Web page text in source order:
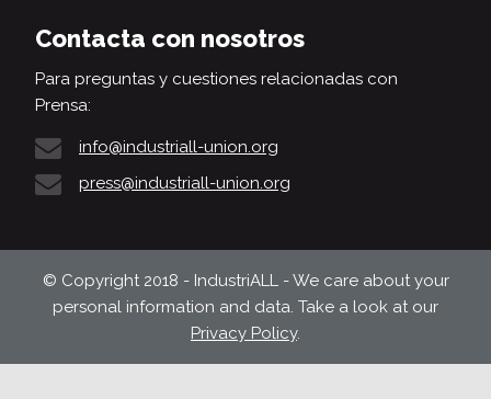
Contacta con nosotros
Para preguntas y cuestiones relacionadas con
Prensa:
info@industriall-union.org
press@industriall-union.org
© Copyright 2018 - IndustriALL - We care about your
personal information and data. Take a look at our
Privacy Policy.